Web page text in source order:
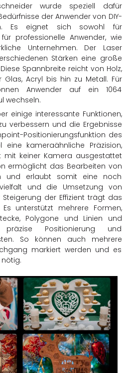
wurde speziell dafür
der Anwender von DIY-
Es eignet sich sowohl für
professionelle Anwender, wie
Unternehmen. Der Laser
Stärken eine große
Spannbreite reicht von Holz,
Glas, Acryl bis hin zu Metall. Für
Anwender auf ein 1064
wechseln.
einige interessante Funktionen,
verbessern und die Ergebnisse
Positionierungsfunktion des
eine kameraähnliche Präzision,
keiner Kamera ausgestattet
ermöglicht das Bearbeiten von
und erlaubt somit eine noch
und die Umsetzung von
Steigerung der Effizient trägt das
unterstützt mehrere Formen,
Polygone und Linien und
Positionierung und
So können auch mehrere
markiert werden und es